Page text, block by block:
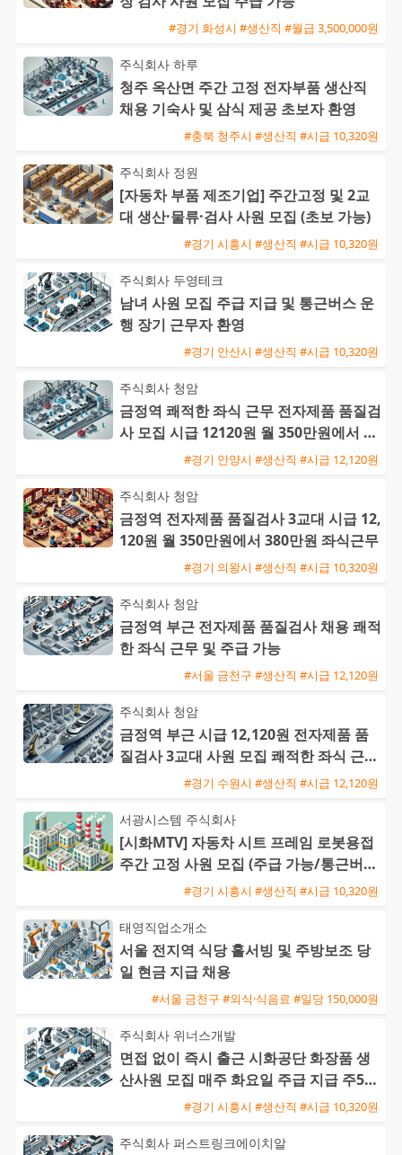
#경기 화성시 #생산직 #월급 3,500,000원
주식회사 하루
청주 옥산면 주간 고정 전자부품 생산직
채용 기숙사 및 삼식 제공 초보자 환영
#충북 청주시 #생산직 #시급 10,320원
주식회사 정원
[자동차 부품 제조기업] 주간고정 및 2교
대 생산·물류·검사 사원 모집 (초보 가능)
#경기 시흥시 #생산직 #시급 10,320원
주식회사 두영테크
남녀 사원 모집 주급 지급 및 통근버스 운
행 장기 근무자 환영
#경기 안산시 #생산직 #시급 10,320원
주식회사 청암
금정역 쾌적한 좌식 근무 전자제품 품질검
사 모집 시급 12120원 월 350만원에서 38
0만원 가능#경기 안양시 #생산직 #시급 12,120원
주식회사 청암
금정역 전자제품 품질검사 3교대 시급 12,
120원 월 350만원에서 380만원 좌식근무
#경기 의왕시 #생산직 #시급 10,320원
주식회사 청암
금정역 부근 전자제품 품질검사 채용 쾌적
한 좌식 근무 및 주급 가능
#서울 금천구 #생산직 #시급 12,120원
주식회사 청암
금정역 부근 시급 12,120원 전자제품 품
질검사 3교대 사원 모집 쾌적한 좌식 근무
와 높은 정착률#경기 수원시 #생산직 #시급 12,120원
서광시스템 주식회사
[시화MTV] 자동차 시트 프레임 로봇용접
주간 고정 사원 모집 (주급 가능/통근버스
#경기 시흥시 #생산직 #시급 10,320원
태영직업소개소
서울 전지역 식당 홀서빙 및 주방보조 당
일 현금 지급 채용
#서울 금천구 #외식·식음료 #일당 150,000원
주식회사 위너스개발
면접 없이 즉시 출근 시화공단 화장품 생
산사원 모집 매주 화요일 주급 지급 주5일
#경기 시흥시 #생산직 #시급 10,320원
주식회사 퍼스트링크에이치알